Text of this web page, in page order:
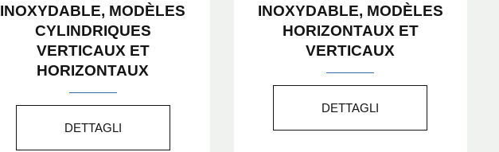
INOXYDABLE, MODÈLES
CYLINDRIQUES
VERTICAUX ET
HORIZONTAUX
DETTAGLI
INOXYDABLE, MODÈLES
HORIZONTAUX ET
VERTICAUX
DETTAGLI